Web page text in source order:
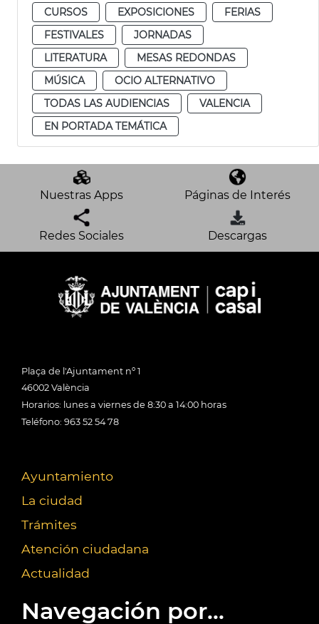
CURSOS
EXPOSICIONES
FERIAS
FESTIVALES
JORNADAS
LITERATURA
MESAS REDONDAS
MÚSICA
OCIO ALTERNATIVO
TODAS LAS AUDIENCIAS
VALENCIA
EN PORTADA TEMÁTICA
Nuestras Apps Páginas de Interés
Redes Sociales Descargas
Plaça de l'Ajuntament nº 1
46002 València
Horarios: lunes a viernes de 8:30 a 14:00 horas
Teléfono: 963 52 54 78
Ayuntamiento
La ciudad
Trámites
Atención ciudadana
Actualidad
Navegación por...